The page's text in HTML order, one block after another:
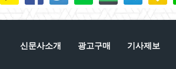
신문사소개 광고구매 기사제보